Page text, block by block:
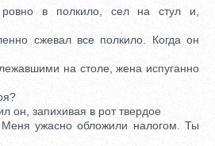
в полкило, сел на стул и,
сжевал все полкило. Когда он
на столе, жена испуганно
он, запихивая в рот твердое
ужасно обложили налогом. Ты